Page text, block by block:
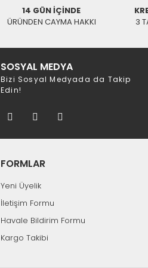
RedLine 9000/9500 Uydu
14 GÜN İÇİNDE
ÜRÜNDEN CAYMA HAKKI
3
SOSYAL MEDYA
Bizi Sosyal Medyada da Takip
Edin!
FORMLAR
Yeni Üyelik
İletişim Formu
Havale Bildirim Formu
Kargo Takibi